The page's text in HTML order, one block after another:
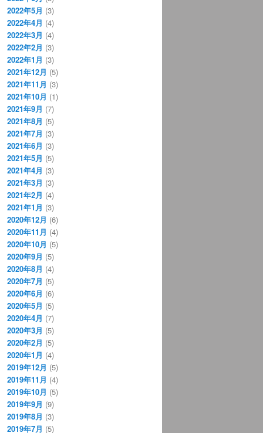
2022年5月 (3)
2022年4月 (4)
2022年3月 (4)
2022年2月 (3)
2022年1月 (3)
2021年12月 (5)
2021年11月 (3)
2021年10月 (1)
2021年9月 (7)
2021年8月 (5)
2021年7月 (3)
2021年6月 (3)
2021年5月 (5)
2021年4月 (3)
2021年3月 (3)
2021年2月 (4)
2021年1月 (3)
2020年12月 (6)
2020年11月 (4)
2020年10月 (5)
2020年9月 (5)
2020年8月 (4)
2020年7月 (5)
2020年6月 (6)
2020年5月 (5)
2020年4月 (7)
2020年3月 (5)
2020年2月 (5)
2020年1月 (4)
2019年12月 (5)
2019年11月 (4)
2019年10月 (5)
2019年9月 (9)
2019年8月 (3)
2019年7月 (5)